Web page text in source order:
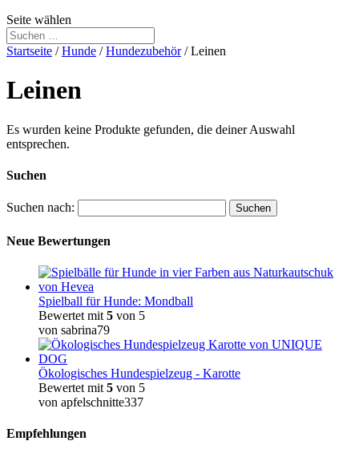
Seite wählen
Startseite /Hunde /Hundezubehör/ Leinen
Leinen
Es wurden keine Produkte gefunden, die deiner Auswahl
entsprechen.
Suchen
Suchen nach:
Neue Bewertungen
Spielball für Hunde: Mondball
Bewertet mit 5 von 5
von sabrina79
Ökologisches Hundespielzeug - Karotte
Bewertet mit 5 von 5
von apfelschnitte337
Empfehlungen